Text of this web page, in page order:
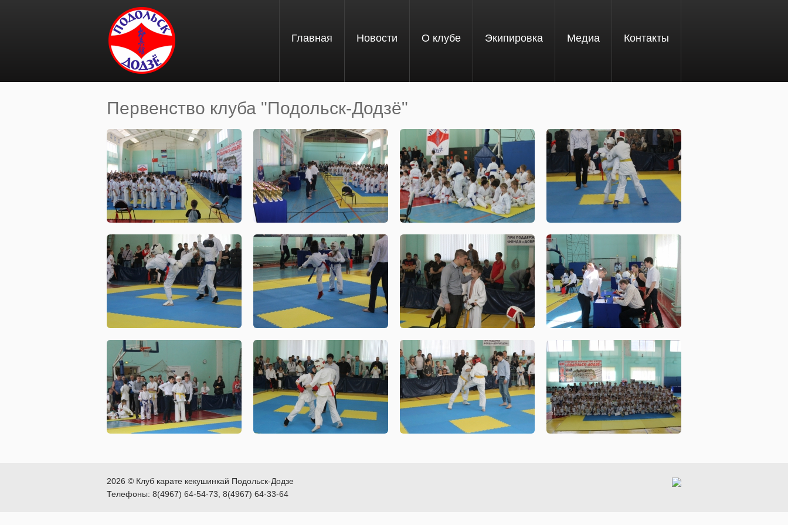
Перейти к основному содержанию
Главная Новости О клубе Экипировка Медиа Контакты
Первенство клуба "Подольск-Додзё"
Вы здесь
2026 © Клуб карате кекушинкай Подольск-Додзе
Телефоны: 8(4967) 64-54-73, 8(4967) 64-33-64